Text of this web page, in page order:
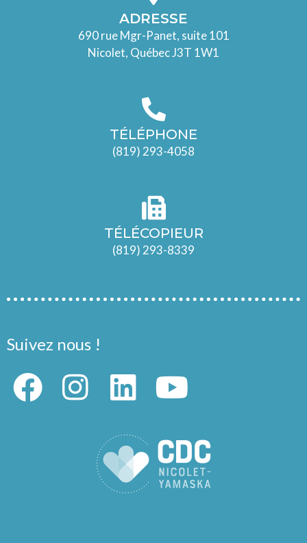
ADRESSE
690 rue Mgr-Panet, suite 101
Nicolet, Québec J3T 1W1
TÉLÉPHONE
(819) 293-4058
TÉLÉCOPIEUR
(819) 293-8339
Suivez nous !